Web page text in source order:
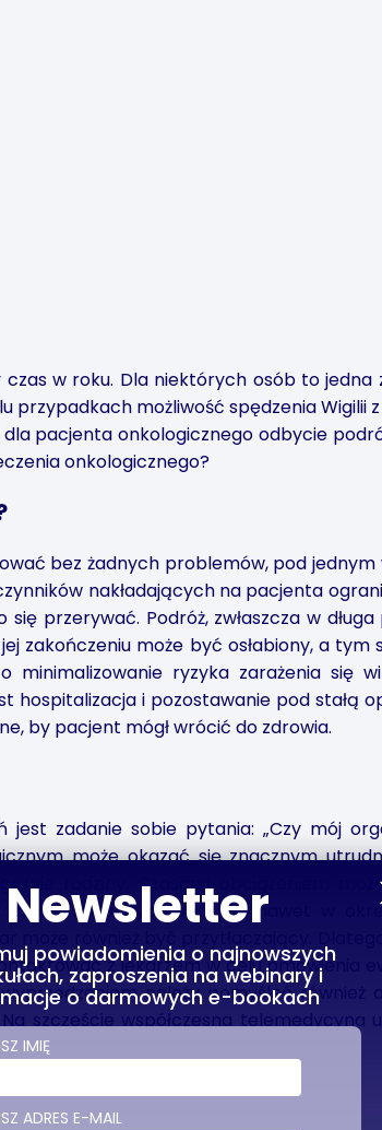
Newsletter
powiadomienia o najnowszych
zaproszenia na webinary i
o darmowych e-bookach
IMIĘ
ADRES E-MAIL
w roku. Dla niektórych osób to jedna
przypadkach możliwość spędzenia Wigilii
pacjenta onkologicznego odbycie
onkologicznego?
bez żadnych problemów, pod
nakładających na pacjenta
przerywać. Podróż, zwłaszcza w
zakończeniu może być osłabiony, a
minimalizowanie ryzyka zarażenia się
i pozostawanie pod stałą
by pacjent mógł wrócić do zdrowia.
jest zadanie sobie pytania: „Czy mój
może okazać się znacznym
rodziny. Czasami obciążeniem
rodzinnych spotkań nawet w
może również być przytłaczający.
z lekarzem w celu omówienia
należy pomyśleć
szczęście współczesna telemedycyna